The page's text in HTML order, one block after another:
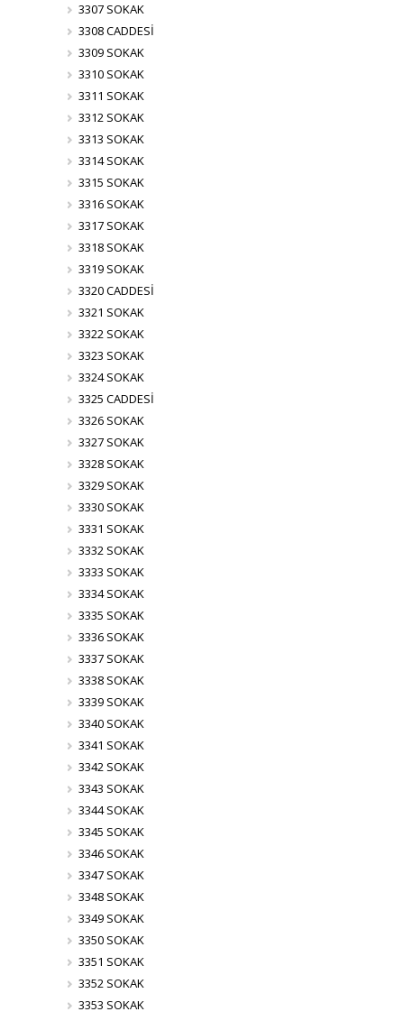
3307 SOKAK
3308 CADDESİ
3309 SOKAK
3310 SOKAK
3311 SOKAK
3312 SOKAK
3313 SOKAK
3314 SOKAK
3315 SOKAK
3316 SOKAK
3317 SOKAK
3318 SOKAK
3319 SOKAK
3320 CADDESİ
3321 SOKAK
3322 SOKAK
3323 SOKAK
3324 SOKAK
3325 CADDESİ
3326 SOKAK
3327 SOKAK
3328 SOKAK
3329 SOKAK
3330 SOKAK
3331 SOKAK
3332 SOKAK
3333 SOKAK
3334 SOKAK
3335 SOKAK
3336 SOKAK
3337 SOKAK
3338 SOKAK
3339 SOKAK
3340 SOKAK
3341 SOKAK
3342 SOKAK
3343 SOKAK
3344 SOKAK
3345 SOKAK
3346 SOKAK
3347 SOKAK
3348 SOKAK
3349 SOKAK
3350 SOKAK
3351 SOKAK
3352 SOKAK
3353 SOKAK